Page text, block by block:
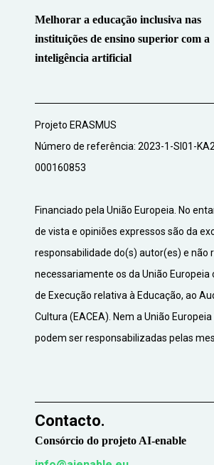
Melhorar a educação inclusiva nas
instituições de ensino superior com a
inteligência artificial
Projeto ERASMUS
Número de referência: 2023-1-SI01-
000160853
Financiado pela União Europeia. No
de vista e opiniões expressos são da
responsabilidade do(s) autor(es) e não
necessariamente os da União Europeia
de Execução relativa à Educação, ao
Cultura (EACEA). Nem a União
podem ser responsabilizadas pelas
Contacto.
Consórcio do projeto AI-enable